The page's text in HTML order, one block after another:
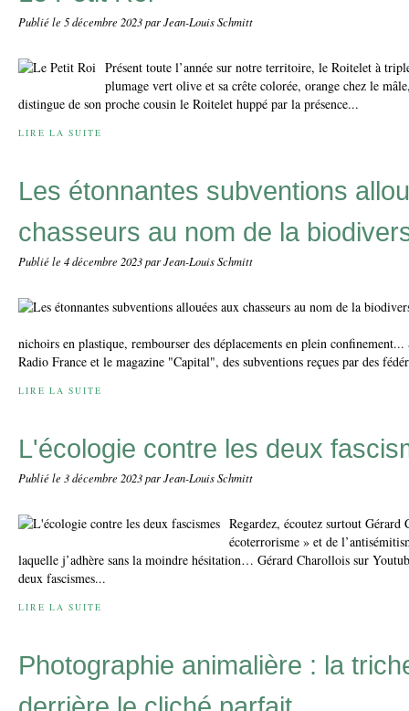
Publié le 5 décembre 2023par Jean-Louis Schmitt
Présent toute l’année sur notre territoire, le Roitelet à
plumage vert olive et sa crête colorée, orange chez le
distingue de son proche cousin le Roitelet huppé par la présence...
LIRE LA SUITE
Les étonnantes subventions
chasseurs au nom de la
Publié le 4 décembre 2023par Jean-Louis Schmitt
nichoirs en plastique, rembourser des déplacements en plein
Radio France et le magazine "Capital", des subventions reçues par des
LIRE LA SUITE
L'écologie contre les deux
Publié le 3 décembre 2023par Jean-Louis Schmitt
Regardez, écoutez surtout
écoterrorisme » et de
laquelle j’adhère sans la moindre hésitation… Gérard Charollois sur
deux fascismes...
LIRE LA SUITE
Photographie animalière : la